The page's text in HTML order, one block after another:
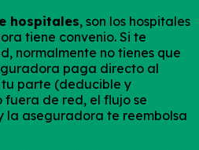
hospitales, son los hospitales
tiene convenio. Si te
normalmente no tienes que
paga directo al
tu parte (deducible y
fuera de red, el flujo se
la aseguradora te reembolsa